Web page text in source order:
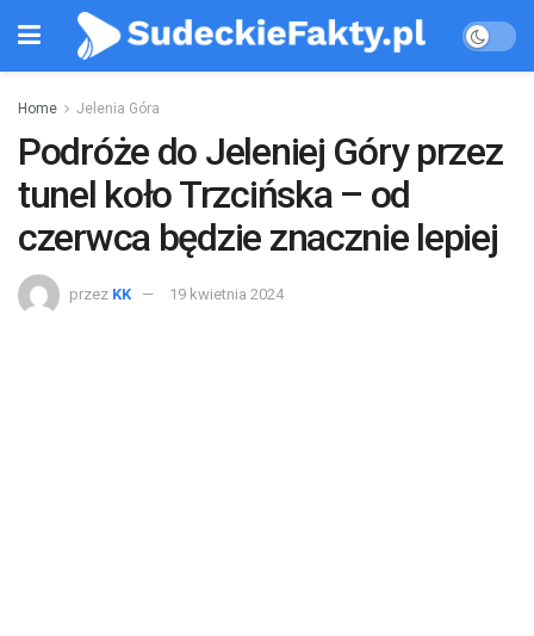
Home Jelenia Góra
Podróże do Jeleniej Góry przez
tunel koło Trzcińska – od
czerwca będzie znacznie lepiej
przez KK 19 kwietnia 2024